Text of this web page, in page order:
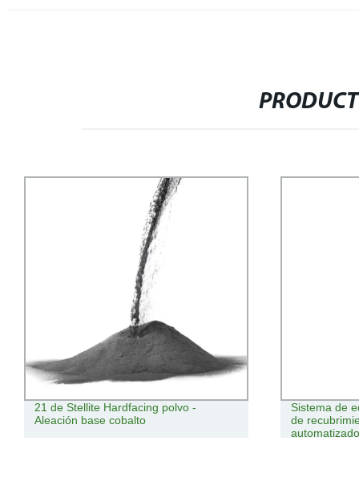
Sistema de equipo completo de línea
de recubrimiento en polvo
Nueva
Ospri con
calidad